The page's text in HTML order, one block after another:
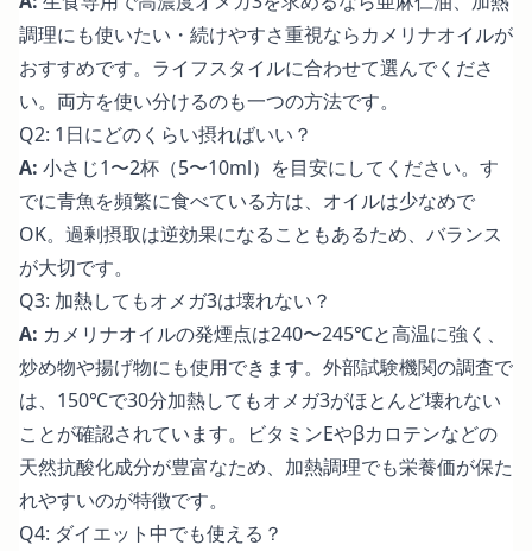
調理にも使いたい・続けやすさ重視ならカメリナオイルが
おすすめです。ライフスタイルに合わせて選んでくださ
い。両方を使い分けるのも一つの方法です。
Q2: 1日にどのくらい摂ればいい？
A: 小さじ1〜2杯（5〜10ml）を目安にしてください。す
でに青魚を頻繁に食べている方は、オイルは少なめで
OK。過剰摂取は逆効果になることもあるため、バランス
が大切です。
Q3: 加熱してもオメガ3は壊れない？
A: カメリナオイルの発煙点は240〜245℃と高温に強く、
炒め物や揚げ物にも使用できます。外部試験機関の調査で
は、150℃で30分加熱してもオメガ3がほとんど壊れない
ことが確認されています。ビタミンEやβカロテンなどの
天然抗酸化成分が豊富なため、加熱調理でも栄養価が保た
れやすいのが特徴です。
Q4: ダイエット中でも使える？